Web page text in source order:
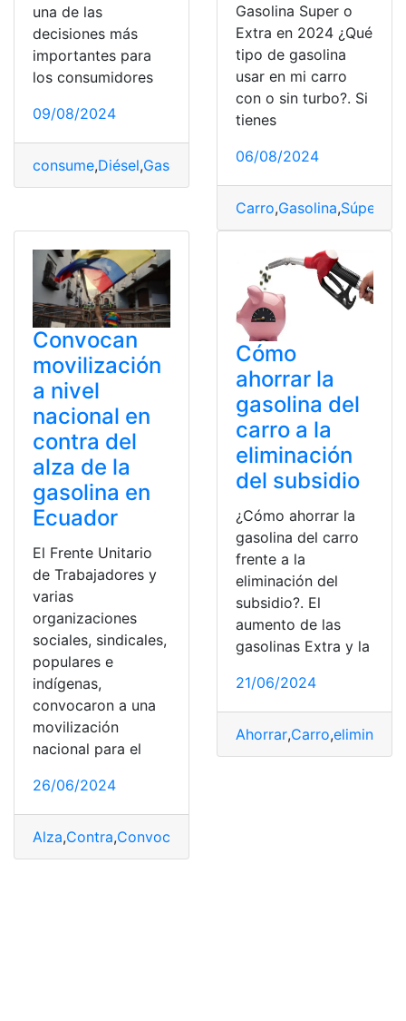
una de las
decisiones más
importantes para
los consumidores
09/08/2024
consume,Diésel,Gasolina Vehículo
Gasolina Super o
Extra en 2024 ¿Qué
tipo de gasolina
usar en mi carro
con o sin turbo?. Si
tienes
06/08/2024
Carro,Gasolina,Súper
Convocan
movilización
a nivel
nacional en
contra del
alza de la
gasolina en
Ecuador
El Frente Unitario
de Trabajadores y
varias
organizaciones
sociales, sindicales,
populares e
indígenas,
convocaron a una
movilización
nacional para el
26/06/2024
Alza,Contra,Convocan
Cómo
ahorrar la
gasolina del
carro a la
eliminación
del subsidio
¿Cómo ahorrar la
gasolina del carro
frente a la
eliminación del
subsidio?. El
aumento de las
gasolinas Extra y la
21/06/2024
Ahorrar,Carro,